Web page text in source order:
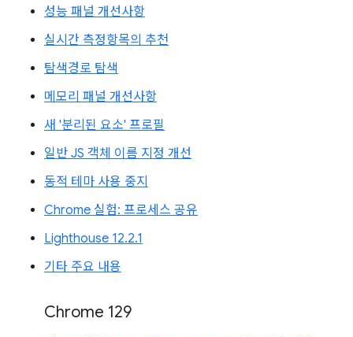
성능 패널 개선사항
실시간 측정항목의 추천
탐색경로 탐색
메모리 패널 개선사항
새 '분리된 요소' 프로필
일반 JS 객체 이름 지정 개선
동적 테마 사용 중지
Chrome 실험: 프로세스 공유
Lighthouse 12.2.1
기타 주요 내용
Chrome 129